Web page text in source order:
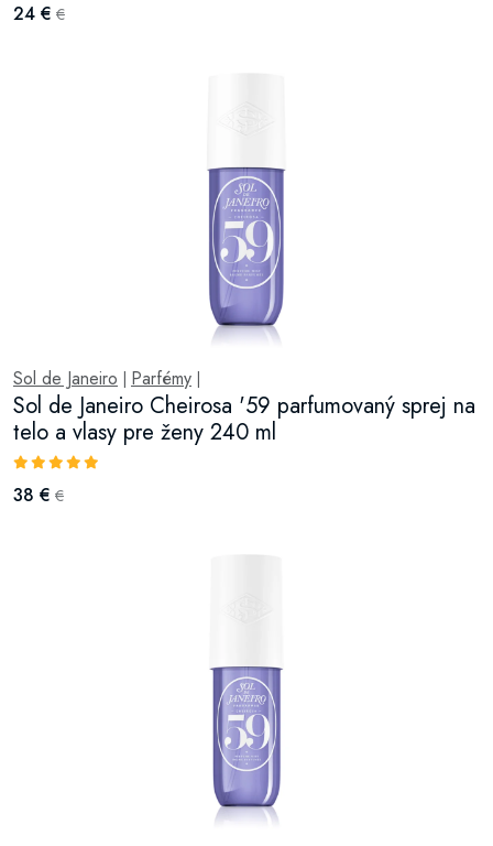
24 € €
Sol de Janeiro Parfémy
Sol de Janeiro Cheirosa '59 parfumovaný sprej na
telo a vlasy pre ženy 240 ml
38 € €